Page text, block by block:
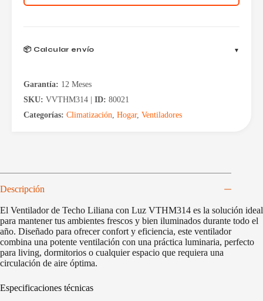
VTHM314
📦 Calcular envío
Garantía: 12 Meses
SKU: VVTHM314 | ID: 80021
Categorías: Climatización Hogar, Ventiladores
Descripción
El Ventilador de Techo Liliana con Luz VTHM314 es la solución ideal
para mantener tus ambientes frescos y bien iluminados durante todo el
año. Diseñado para ofrecer confort y eficiencia, este ventilador
combina una potente ventilación con una práctica luminaria, perfecto
para living, dormitorios o cualquier espacio que requiera una
circulación de aire óptima.
Especificaciones técnicas